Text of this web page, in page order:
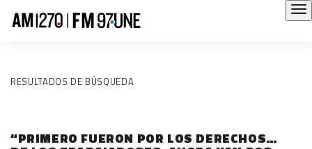
RESULTADOS DE BÚSQUEDA
“PRIMERO FUERON POR LOS DERECHOS